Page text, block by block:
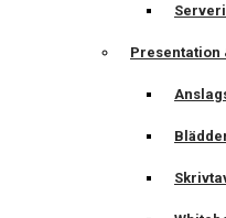
Presentation